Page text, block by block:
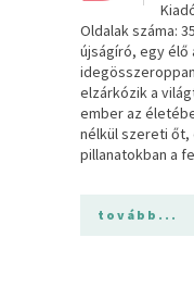
Oldalak száma:
újságíró, egy élő
elzárkózik a
ember az
nélkül szereti őt,
pillanatokban a
tovább...